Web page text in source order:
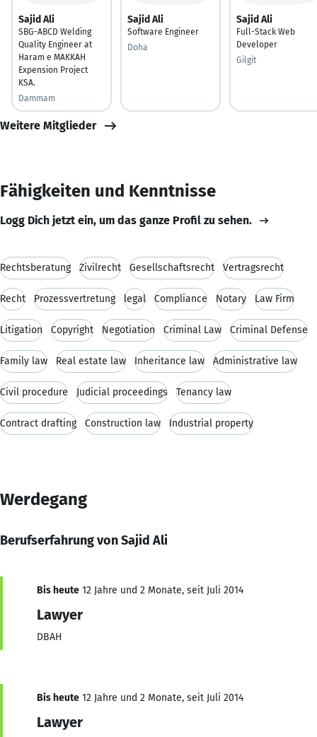
Sajid Ali
SBG-ABCD Welding
Quality Engineer at
Haram e MAKKAH
Expension Project
KSA.
Dammam
Sajid Ali
Software Engineer
Doha
Sajid Ali
Full-Stack Web
Developer
Gilgit
Weitere Mitglieder
Fähigkeiten und Kenntnisse
Logg Dich jetzt ein, um das ganze Profil zu sehen.
Rechtsberatung Zivilrecht Gesellschaftsrecht Vertragsrecht
Recht Prozessvertretung legal Compliance Notary Law Firm
Litigation Copyright Negotiation Criminal Law Criminal Defense
Family law Real estate law Inheritance law Administrative law
Civil procedure Judicial proceedings Tenancy law
Contract drafting Construction law Industrial property
Werdegang
Berufserfahrung von Sajid Ali
Bis heute 12 Jahre und 2 Monate, seit Juli 2014
Lawyer
DBAH
Bis heute 12 Jahre und 2 Monate, seit Juli 2014
Lawyer